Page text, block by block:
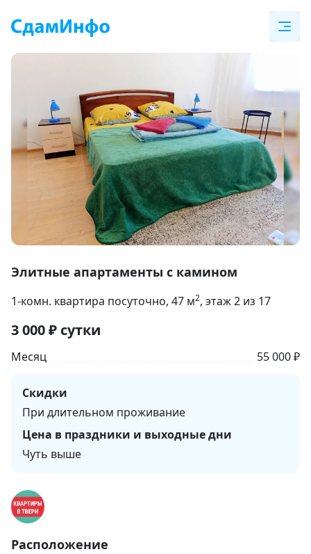
1
27
Элитные апартаменты с камином
1-комн. квартира посуточно, 47 м2, этаж 2 из 17
3 000₽ сутки
Месяц 55 000 ₽
Скидки
При длительном проживание
Цена в праздники и выходные дни
Чуть выше
Расположение